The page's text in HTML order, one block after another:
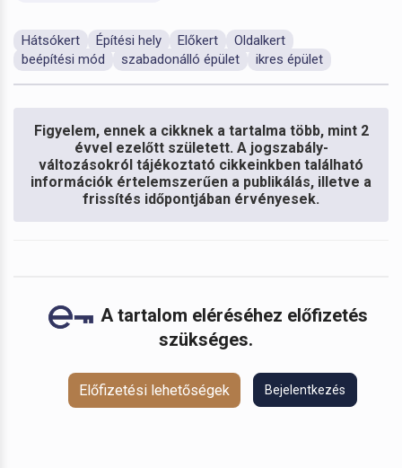
Hátsókert Építési hely Előkert
Oldalkert
beépítési mód
szabadonálló épület ikres épület
Figyelem, ennek a cikknek a tartalma több, mint 2
évvel ezelőtt született. A jogszabály-
változásokról tájékoztató cikkeinkben található
információk értelemszerűen a publikálás, illetve a
frissítés időpontjában érvényesek.
A tartalom eléréséhez előfizetés
szükséges.
Előfizetési lehetőségek Bejelentkezés